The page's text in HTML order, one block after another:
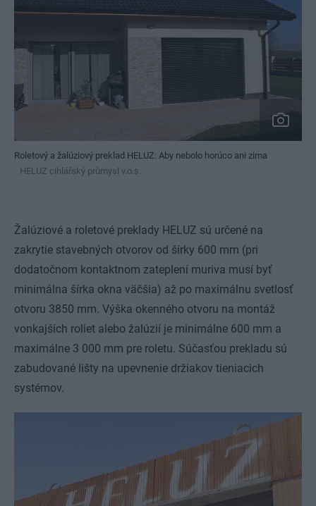
Roletový a žalúziový preklad HELUZ: Aby nebolo horúco ani zima
HELUZ cihlářský průmysl v.o.s.
Žalúziové a roletové preklady HELUZ sú určené na
zakrytie stavebných otvorov od šírky 600 mm (pri
dodatočnom kontaktnom zateplení muriva musí byť
minimálna šírka okna väčšia) až po maximálnu svetlosť
otvoru 3850 mm. Výška okenného otvoru na montáž
vonkajších roliet alebo žalúzií je minimálne 600 mm a
maximálne 3 000 mm pre roletu. Súčasťou prekladu sú
zabudované lišty na upevnenie držiakov tieniacich
systémov.